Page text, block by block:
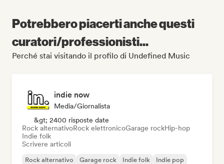
Potrebbero piacerti anche questi
curatori/professionisti...
Perché stai visitando il profilo di Undefined Music
indie now
Media/Giornalista
&gt; 2400 risposte date
Rock alternativoRock elettronicoGarage rockHip-hop
Indie folk
Scrivere articoli
Rock alternativo Garage rock Indie folk
Indie pop